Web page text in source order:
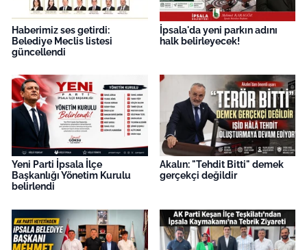
Haberimiz ses getirdi:
Belediye Meclis listesi
güncellendi
İpsala'da yeni parkın adını
halk belirleyecek!
Yeni Parti İpsala İlçe
Başkanlığı Yönetim Kurulu
belirlendi
Akalın: "Tehdit Bitti" demek
gerçekçi değildir
Finans
Genel-A
Gündem-Eğitim